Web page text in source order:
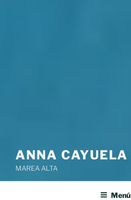
ANNA CAYUELA
MAREA ALTA
Menú